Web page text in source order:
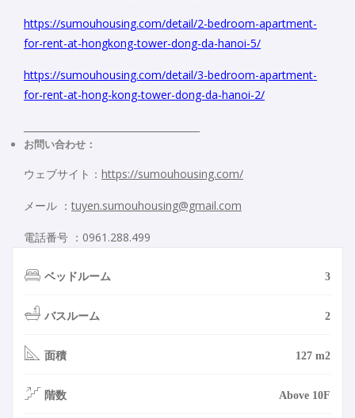
https://sumouhousing.com/detail/2-bedroom-apartment-
for-rent-at-hongkong-tower-dong-da-hanoi-5/
https://sumouhousing.com/detail/3-bedroom-apartment-
for-rent-at-hong-kong-tower-dong-da-hanoi-2/
お問い合わせ：
ウェブサイト： https://sumouhousing.com/
メール ： tuyen.sumouhousing@gmail.com
電話番号 ：0961.288.499
ベッドルーム 3
バスルーム 2
面積 127 m2
階数 Above 10F